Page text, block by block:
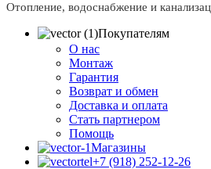
Отопление, водоснабжение и
Покупателям
О нас
Монтаж
Гарантия
Возврат и обмен
Доставка и оплата
Стать партнером
Помощь
Магазины
+7 (918) 252-12-26